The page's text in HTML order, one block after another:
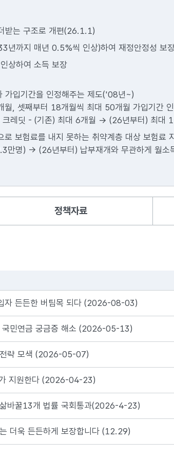
받는 구조로 개편(26.1.1)
까지 매년 0.5%씩 인상)하여 재정안정성 보
상하여 소득 보장
가입기간을 인정해주는 제도('08년~)
, 셋째부터 18개월씩 최대 50개월 가입기간
레딧 - (기존) 최대 6개월 -> (26년부터) 최대
보험료를 내지 못하는 취약계층 대상 보험료
명) -> (26년부터) 납부재개와 무관하게 월소
정책자료
자 든든한 버팀목 되다 (2026-08-03)
국민연금 궁금증 해소 (2026-05-13)
전략 모색 (2026-05-07)
가 지원한다 (2026-04-23)
바꿀13개 법률 국회통과(2026-4-23)
더욱 든든하게 보장합니다 (12.29)